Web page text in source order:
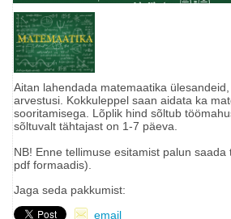
Aitan lahendada matemaatika
arvestusi. Kokkuleppel saan aidata ka
sooritamisega. Lõplik hind sõltub
sõltuvalt tähtajast on 1-7 päeva.
NB! Enne tellimuse esitamist palun
pdf formaadis).
Jaga seda pakkumist:
email